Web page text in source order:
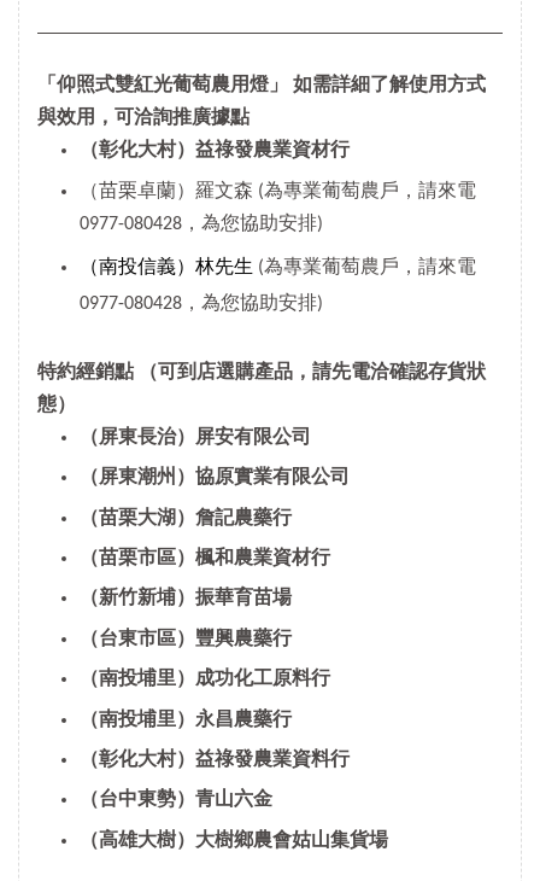
「仰照式雙紅光葡萄農用燈」 如需詳細了解使用方式
與效用，可洽詢推廣據點
（彰化大村）益祿發農業資材行
（苗栗卓蘭）羅文森 (為專業葡萄農戶，請來電
0977-080428，為您協助安排)
（南投信義）林先生 (為專業葡萄農戶，請來電
0977-080428，為您協助安排)
特約經銷點
（可到店選購產品，請先電洽確認存貨狀
態）
（屏東長治）屏安有限公司
（屏東潮州）協原實業有限公司
（苗栗大湖）詹記農藥行
（苗栗市區）楓和農業資材行
（新竹新埔）振華育苗場
（台東市區）豐興農藥行
（南投埔里）成功化工原料行
（南投埔里）永昌農藥行
（彰化大村）益祿發農業資料行
（台中東勢）青山六金
（高雄大樹）大樹鄉農會姑山集貨場